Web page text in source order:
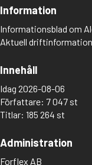
Adams, Jane
Adams, Richard
Adbåge, Emma
Adbåge, Lisen
Adichie,
Adiga, Aravind
Adler-Olsen, Jussi
Adlerbeth,
Adnan, Etel
Adolfsson, Evert
Adolfsson, Gunnar
Adolfsson, Josefine
Information
Informationsblad om
Aktuell driftinformation
Innehåll
Idag 2026-08-06
Författare: 7 047 st
Titlar: 185 264 st
Administration
Forflex AB